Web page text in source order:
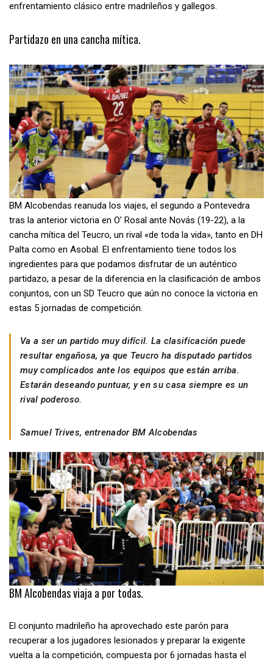
enfrentamiento clásico entre madrileños y gallegos.
Partidazo en una cancha mítica.
BM Alcobendas reanuda los viajes, el segundo a Pontevedra
tras la anterior victoria en O’ Rosal ante Novás (19-22), a la
cancha mítica del Teucro, un rival «de toda la vida», tanto en DH
Palta como en Asobal. El enfrentamiento tiene todos los
ingredientes para que podamos disfrutar de un auténtico
partidazo, a pesar de la diferencia en la clasificación de ambos
conjuntos, con un SD Teucro que aún no conoce la victoria en
estas 5 jornadas de competición.
Va a ser un partido muy difícil. La clasificación puede
resultar engañosa, ya que Teucro ha disputado partidos
muy complicados ante los equipos que están arriba.
Estarán deseando puntuar, y en su casa siempre es un
rival poderoso.
Samuel Trives, entrenador BM Alcobendas
BM Alcobendas viaja a por todas.
El conjunto madrileño ha aprovechado este parón para
recuperar a los jugadores lesionados y preparar la exigente
vuelta a la competición, compuesta por 6 jornadas hasta el